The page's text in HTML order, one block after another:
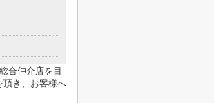
合仲介店を目
頂き、お客様へ